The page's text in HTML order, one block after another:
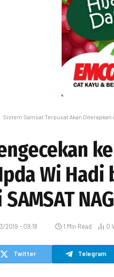
Sistem Samsat Terpusat Akan Diterapkan
Wi
2019 - 09:18 1 Min Read 0
Twitter Telegram